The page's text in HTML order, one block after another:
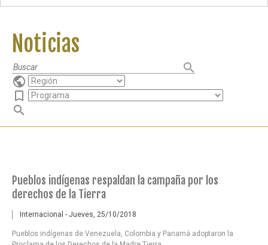
Noticias
public
bookmark_border
search
Pueblos indígenas respaldan la campaña por los
derechos de la Tierra
Internacional - Jueves, 25/10/2018
Pueblos indígenas de Venezuela, Colombia y Panamá adoptaron la